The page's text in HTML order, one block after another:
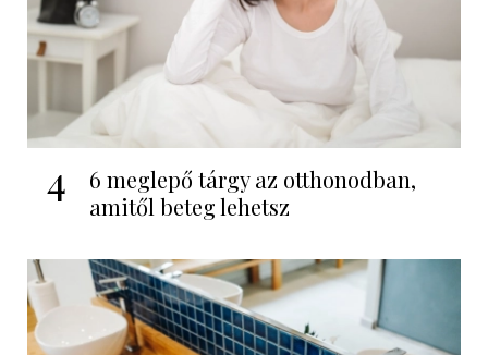
4
6 meglepő tárgy az otthonodban,
amitől beteg lehetsz